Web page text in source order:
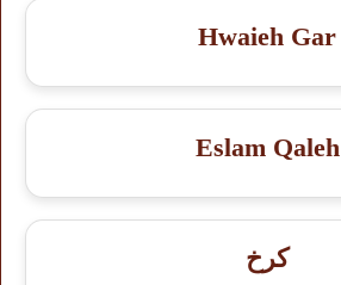
Hwaieh Gar
Eslam Qaleh
کرخ